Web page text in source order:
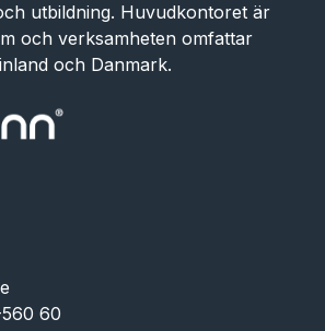
utbildning. Huvudkontoret är
och verksamheten omfattar
och Danmark.
60